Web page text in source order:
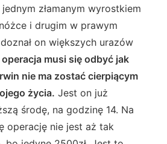
złamanym wyrostkiem
i drugim w prawym
on większych urazów
operacja musi się odbyć jak
nie ma zostać cierpiącym
życia. Jest on już
środę, na godzinę 14. Na
operację nie jest aż tak